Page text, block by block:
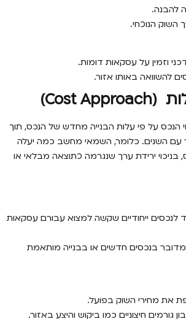
להבנה.
הנוכחי.
וזמין על עסקאות דומות.
להשוואה באותו אזור.
(Cost Approach)
הנכס על פי עלות הבנייה מחדש של הנכס, תוך
השנים. כלומר, השמאי מחשב כמה יעלה
ירידת ערך שנגרמה כתוצאה מבלאי או
לנכסים ייחודיים שקשה למצוא עבורם עסקאות
מדובר בנכסים חדשים או בבנייה מותאמת
את מחירי השוק בפועל.
גורמים חיצוניים כמו ביקוש והיצע באזור.